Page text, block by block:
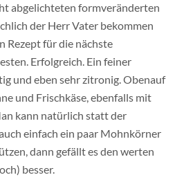
abgelichteten formveränderten
der Herr Vater bekommen
Rezept für die nächste
Erfolgreich. Ein feiner
und eben sehr zitronig. Obenauf
und Frischkäse, ebenfalls mit
kann natürlich statt der
einfach ein paar Mohnkörner
dann gefällt es den werten
besser.